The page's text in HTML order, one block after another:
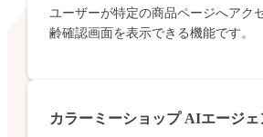
ユーザーが特定の商品ページへアク
齢確認画面を表示できる機能です。
カラーミーショップ AIエージェ